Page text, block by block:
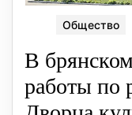
Общество
В
работы по